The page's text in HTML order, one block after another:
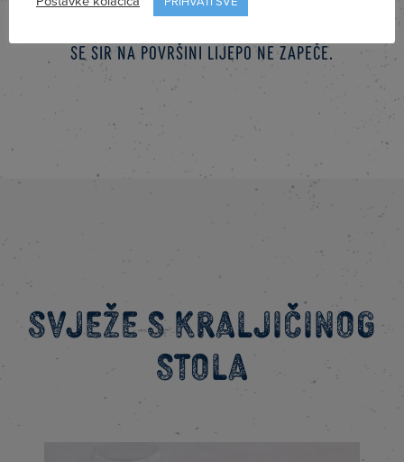
Lazanje pecite 25-30 minuta, odnosno dok vam
se sir na površini lijepo ne zapeče.
Svježe s kraljičinog
stola